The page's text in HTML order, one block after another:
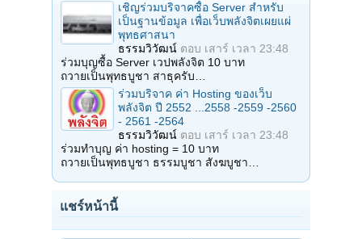
เชิญร่วมบริจาคซื้อ Server สำหรับ
เป็นฐานข้อมูล เพื่อเว็บพลังจิตเผยแผ่
พุทธศาสนา
ธรรมวิวัฒน์ ตอบ เสาร์ เวลา 23:48
ร่วมบุญซื้อ Server เวปพลังจิต 10 บาท
ถวายเป็นพุทธบูชา สาธุครับ…
ร่วมบริจาค ค่า Hosting ของเว็บ
พลังจิต ปี 2552 ...2558 -2559 -2560
- 2561 -2564
ธรรมวิวัฒน์ ตอบ เสาร์ เวลา 23:48
ร่วมทำบุญ ค่า hosting = 10 บาท
ถวายเป็นพุทธบูชา ธรรมบูชา สังฆบูชา…
แชร์หน้านี้